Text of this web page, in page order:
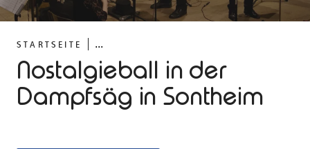
STARTSEITE ...
Nostalgieball in der
Dampfsäg in Sontheim